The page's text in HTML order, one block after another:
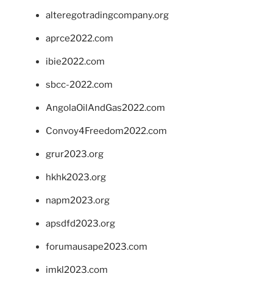
alteregotradingcompany.org
aprce2022.com
ibie2022.com
sbcc-2022.com
AngolaOilAndGas2022.com
Convoy4Freedom2022.com
grur2023.org
hkhk2023.org
napm2023.org
apsdfd2023.org
forumausape2023.com
imkl2023.com